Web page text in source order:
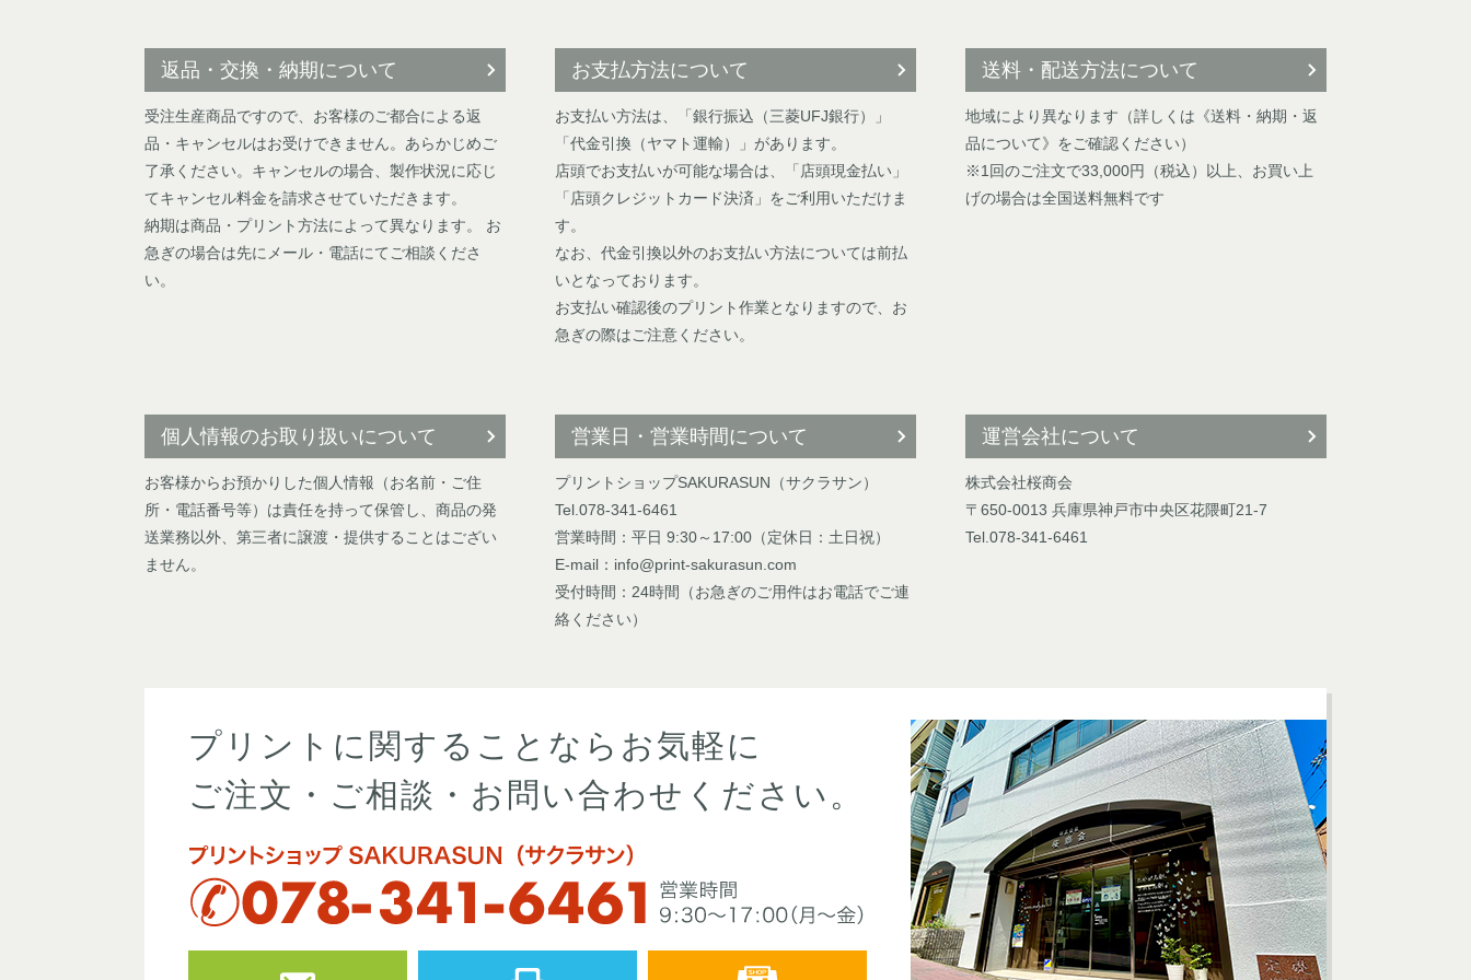
返品・交換・納期について
受注生産商品ですので、お客様のご都合による返
品・キャンセルはお受けできません。あらかじめご
了承ください。キャンセルの場合、製作状況に応じ
てキャンセル料金を請求させていただきます。
納期は商品・プリント方法によって異なります。 お
急ぎの場合は先にメール・電話にてご相談くださ
い。
お支払方法について
お支払い方法は、「銀行振込（三菱UFJ銀行）」
「代金引換（ヤマト運輸）」があります。
店頭でお支払いが可能な場合は、「店頭現金払い」
「店頭クレジットカード決済」をご利用いただけま
す。
なお、代金引換以外のお支払い方法については前払
いとなっております。
お支払い確認後のプリント作業となりますので、お
急ぎの際はご注意ください。
送料・配送方法について
地域により異なります（詳しくは《送料・納期・返
品について》をご確認ください）
※1回のご注文で33,000円（税込）以上、お買い上
げの場合は全国送料無料です
個人情報のお取り扱いについて
お客様からお預かりした個人情報（お名前・ご住
所・電話番号等）は責任を持って保管し、商品の発
送業務以外、第三者に譲渡・提供することはござい
ません。
営業日・営業時間について
プリントショップSAKURASUN（サクラサン）
Tel.078-341-6461
営業時間：平日 9:30～17:00（定休日：土日祝）
E-mail：info@print-sakurasun.com
受付時間：24時間（お急ぎのご用件はお電話でご連
絡ください）
運営会社について
株式会社桜商会
〒650-0013 兵庫県神戸市中央区花隈町21-7
Tel.078-341-6461
プリントに関することならお気軽に
ご注文・ご相談・お問い合わせください。